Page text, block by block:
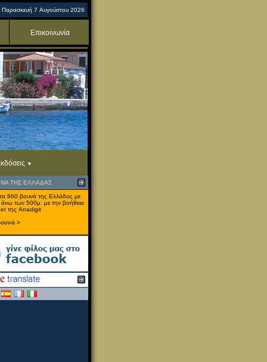
Παρασκευή 7 Αυγούστου 2026
Επικοινωνία
ΤΗΣ ΕΛΛΑΔΑΣ
860 βουνά της Ελλάδος με
των 500μ. με την βοήθεια
της Anadigit
>